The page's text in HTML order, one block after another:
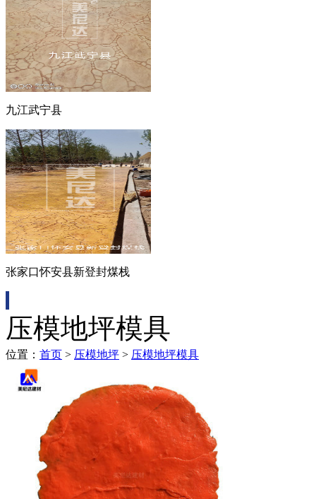
九江武宁县
张家口怀安县新登封煤栈
压模地坪模具
位置： 首页 > 压模地坪 > 压模地坪模具